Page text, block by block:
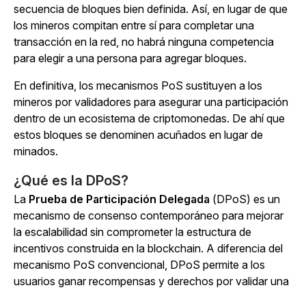
secuencia de bloques bien definida. Así, en lugar de que
los mineros compitan entre sí para completar una
transacción en la red, no habrá ninguna competencia
para elegir a una persona para agregar bloques.
En definitiva, los mecanismos PoS sustituyen a los
mineros por validadores para asegurar una participación
dentro de un ecosistema de criptomonedas. De ahí que
estos bloques se denominen acuñados en lugar de
minados.
¿Qué es la DPoS?
La Prueba de Participación Delegada (DPoS) es un
mecanismo de consenso contemporáneo para mejorar
la escalabilidad sin comprometer la estructura de
incentivos construida en la blockchain. A diferencia del
mecanismo PoS convencional, DPoS permite a los
usuarios ganar recompensas y derechos por validar una